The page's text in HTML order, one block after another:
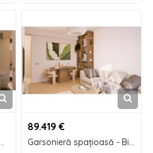
Biruinței 75 - Garsonieră modernă - Metrou Berceni
89.419 €
Garsonieră spațioasă - Biruinței 75 - Ansamblu nou